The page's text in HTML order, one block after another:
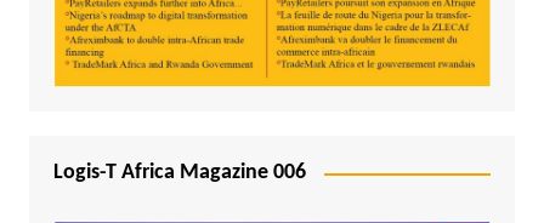
Logis-T Africa Magazine 006